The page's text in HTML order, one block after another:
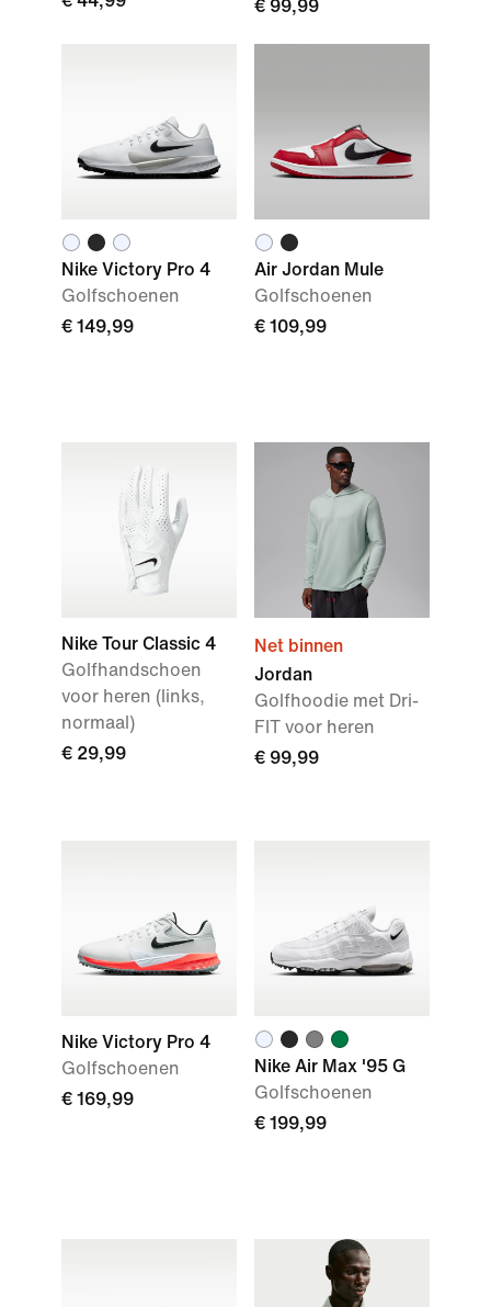
€ 99,99
Nike Victory Pro 4
Golfschoenen
€ 149,99
Air Jordan Mule
Golfschoenen
€ 109,99
Nike Tour Classic 4
Golfhandschoen
voor heren (links,
normaal)
€ 29,99
Net binnen
Jordan
Golfhoodie met Dri-
FIT voor heren
€ 99,99
Nike Victory Pro 4
Golfschoenen
€ 169,99
Nike Air Max '95 G
Golfschoenen
€ 199,99